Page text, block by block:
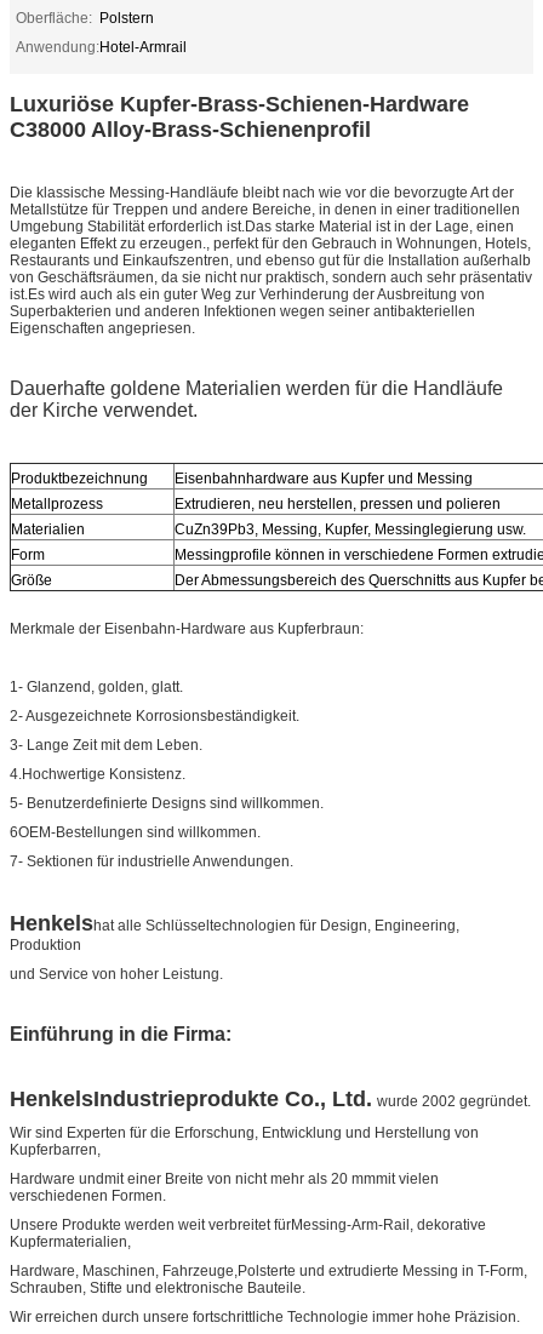
Oberfläche: Polstern
Anwendung:Hotel-Armrail
Luxuriöse Kupfer-Brass-Schienen-Hardware
C38000 Alloy-Brass-Schienenprofil
Die klassische Messing-Handläufe bleibt nach wie vor die bevorzugte Art der
Metallstütze für Treppen und andere Bereiche, in denen in einer traditionellen
Umgebung Stabilität erforderlich ist.Das starke Material ist in der Lage, einen
eleganten Effekt zu erzeugen., perfekt für den Gebrauch in Wohnungen, Hotels,
Restaurants und Einkaufszentren, und ebenso gut für die Installation außerhalb
von Geschäftsräumen, da sie nicht nur praktisch, sondern auch sehr präsentativ
ist.Es wird auch als ein guter Weg zur Verhinderung der Ausbreitung von
Superbakterien und anderen Infektionen wegen seiner antibakteriellen
Eigenschaften angepriesen.
Dauerhafte goldene Materialien werden für die Handläufe
der Kirche verwendet.
Produktbezeichnung
Eisenbahnhardware aus Kupfer und Messing
Metallprozess
Extrudieren, neu herstellen, pressen und polieren
Materialien
CuZn39Pb3, Messing, Kupfer, Messinglegierung usw.
Form
Messingprofile können in verschiedene Formen
Größe
Der Abmessungsbereich des Querschnitts aus Kupfer
Merkmale der Eisenbahn-Hardware aus Kupferbraun:
1- Glanzend, golden, glatt.
2- Ausgezeichnete Korrosionsbeständigkeit.
3- Lange Zeit mit dem Leben.
4.Hochwertige Konsistenz.
5- Benutzerdefinierte Designs sind willkommen.
6OEM-Bestellungen sind willkommen.
7- Sektionen für industrielle Anwendungen.
Henkelshat alle Schlüsseltechnologien für Design, Engineering,
Produktion
und Service von hoher Leistung.
Einführung in die Firma:
HenkelsIndustrieprodukte Co., Ltd. wurde 2002 gegründet.
Wir sind Experten für die Erforschung, Entwicklung und Herstellung von
Kupferbarren,
Hardware undmit einer Breite von nicht mehr als 20 mmmit vielen
verschiedenen Formen.
Unsere Produkte werden weit verbreitet fürMessing-Arm-Rail, dekorative
Kupfermaterialien,
Hardware, Maschinen, Fahrzeuge,Polsterte und extrudierte Messing in T-Form,
Schrauben, Stifte und elektronische Bauteile.
Wir erreichen durch unsere fortschrittliche Technologie immer hohe Präzision.